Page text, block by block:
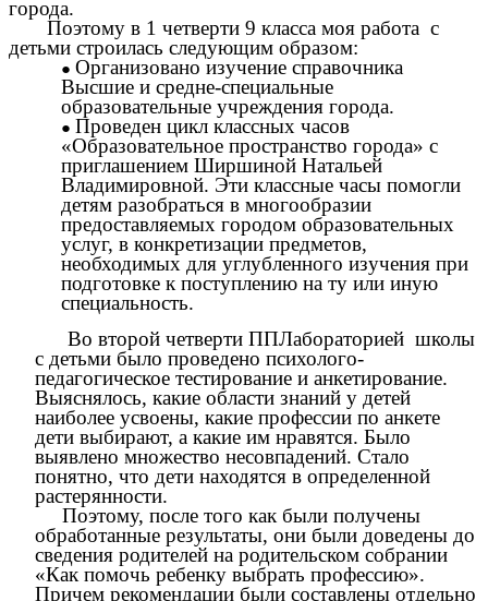
города.
Поэтому в 1 четверти 9 класса моя работа с
детьми строилась следующим образом:
Организовано изучение справочника
Высшие и средне-специальные
образовательные учреждения города.
Проведен цикл классных часов
«Образовательное пространство города» с
приглашением Ширшиной Натальей
Владимировной. Эти классные часы помогли
детям разобраться в многообразии
предоставляемых городом образовательных
услуг, в конкретизации предметов,
необходимых для углубленного изучения при
подготовке к поступлению на ту или иную
специальность.
Во второй четверти ППЛабораторией школы
с детьми было проведено психолого-
педагогическое тестирование и анкетирование.
Выяснялось, какие области знаний у детей
наиболее усвоены, какие профессии по анкете
дети выбирают, а какие им нравятся. Было
выявлено множество несовпадений. Стало
понятно, что дети находятся в определенной
растерянности.
Поэтому, после того как были получены
обработанные результаты, они были доведены до
сведения родителей на родительском собрании
«Как помочь ребенку выбрать профессию».
Причем рекомендации были составлены отдельно